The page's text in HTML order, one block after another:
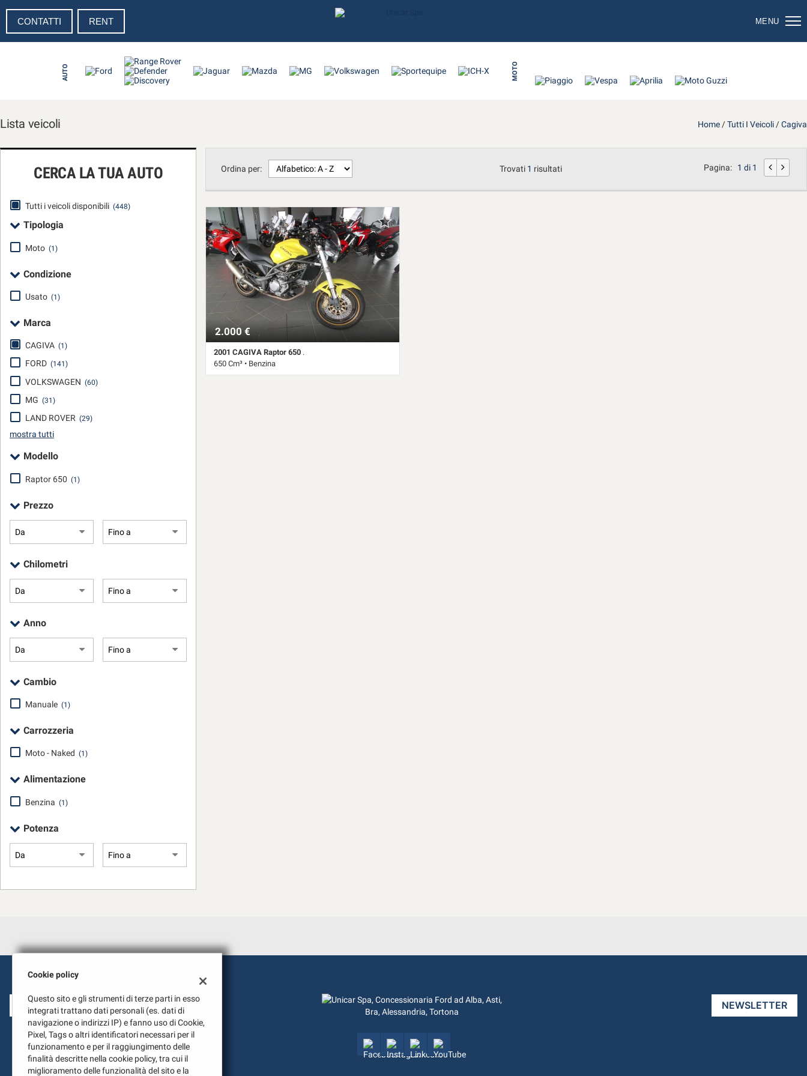
CONTATTI RENT MENU
AUTO MOTO
Lista veicoli Home /Tutti I Veicoli /Cagiva
CERCA LA TUA AUTO
Tutti i veicoli disponibili (448)
Tipologia
Moto (1)
Condizione
Usato (1)
Marca
CAGIVA (1)
FORD (141)
VOLKSWAGEN (60)
MG (31)
LAND ROVER (29)
mostra tutti
Modello
Raptor 650 (1)
Prezzo
Chilometri
Anno
Cambio
Manuale (1)
Carrozzeria
Moto - Naked (1)
Alimentazione
Benzina (1)
Potenza
Ordina per: Trovati 1 risultati Pagina: 1 di 1
2.000 €
2001 CAGIVA Raptor 650 .
650 Cm³ • Benzina
LAVORA CON NOI NEWSLETTER
Cookie policy
Questo sito e gli strumenti di terze parti in esso
integrati trattano dati personali (es. dati di
navigazione o indirizzi IP) e fanno uso di Cookie,
Pixel, Tags o altri identificatori necessari per il
funzionamento e per il raggiungimento delle
finalità descritte nella cookie policy, tra cui il
miglioramento delle funzionalità del sito e la
Le
tue
preferenze
pannello
ti
esprimere
preferenze
di
consenso
tecnologie
tracciamento
adottiamo
offrire
funzionalità
e
svolgere
attività
di
seguito
descritte.
Per
ottenere
informazioni
e
di
strumenti
alla
policy.
e
le
scelte
qualsiasi
Cookie necessari